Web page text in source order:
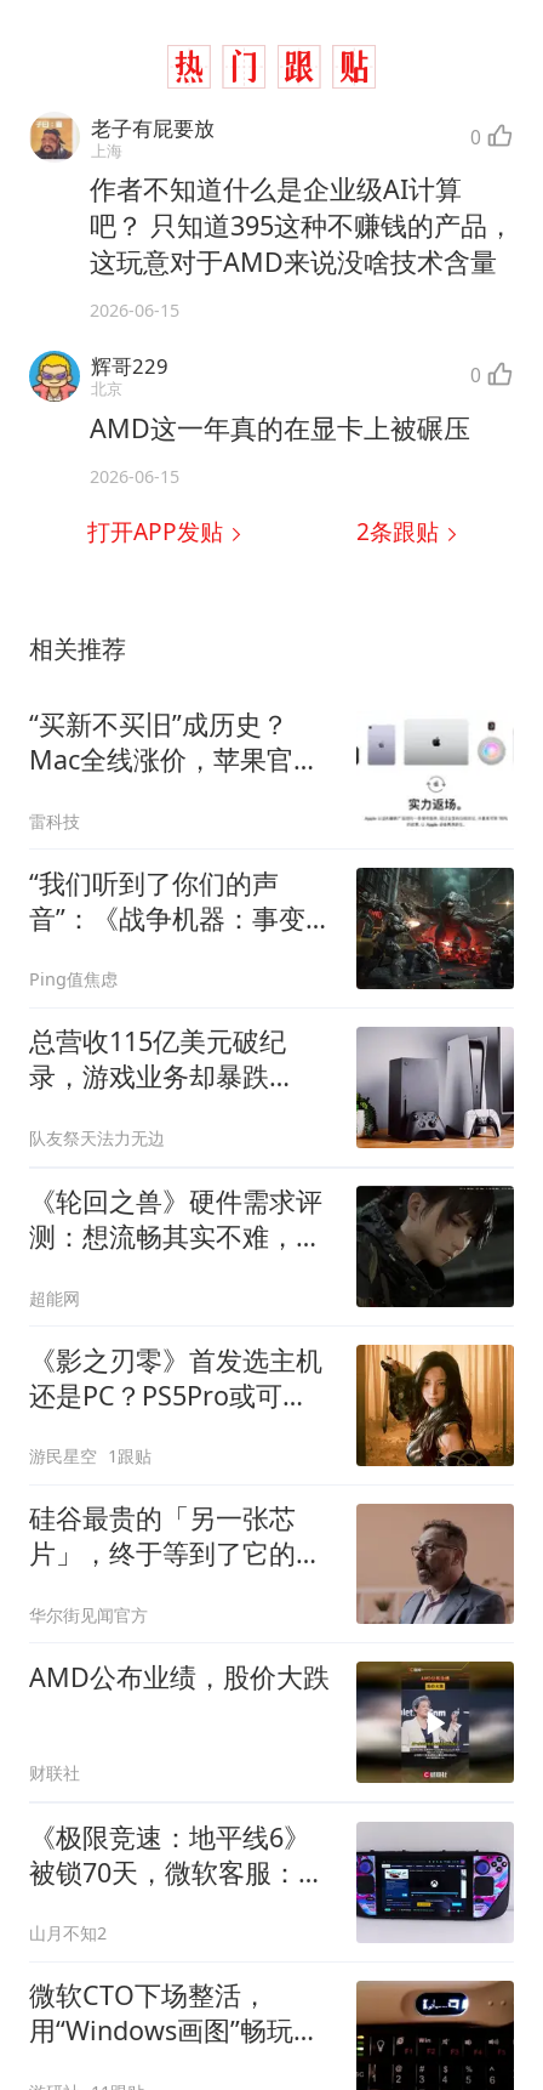
老子有屁要放
上海 0
作者不知道什么是企业级AI计算
吧？ 只知道395这种不赚钱的产品，
这玩意对于AMD来说没啥技术含量
2026-06-15
辉哥229
北京 0
AMD这一年真的在显卡上被碾压
2026-06-15
打开APP发贴 2条跟贴
相关推荐
“买新不买旧”成历史？
Mac全线涨价，苹果官翻
雷科技
“我们听到了你们的声
音”：《战争机器：事变
模式
Ping值焦虑
总营收115亿美元破纪
录，游戏业务却暴跌
很受伤
队友祭天法力无边
《轮回之兽》硬件需求评
测：想流畅其实不难，有
超能网
《影之刃零》首发选主机
还是PC？PS5Pro或可
游民星空 1跟贴
硅谷最贵的「另一张芯
片」，终于等到了它的时
华尔街见闻官方
AMD公布业绩，股价大跌
财联社
《极限竞速：地平线6》
被锁70天，微软客服：借
山月不知2
微软CTO下场整活，
用“Windows画图”畅玩